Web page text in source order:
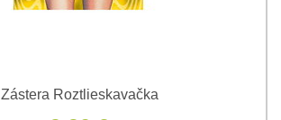
Zástera Roztlieskavačka